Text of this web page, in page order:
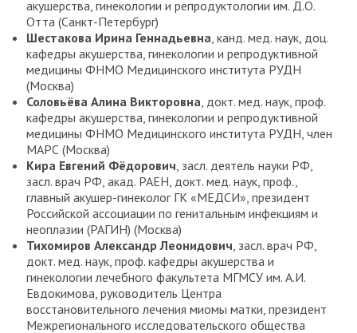
акушерства, гинекологии и репродуктологии им. Д.О.
Отта (Санкт-Петербург)
Шестакова Ирина Геннадьевна , канд. мед. наук, доц.
кафедры акушерства, гинекологии и репродуктивной
медицины ФНМО Медицинского института РУДН
(Москва)
Соловьёва Алина Викторовна , докт. мед. наук, проф.
кафедры акушерства, гинекологии и репродуктивной
медицины ФНМО Медицинского института РУДН, член
МАРС (Москва)
Кира Евгений Фёдорович , засл. деятель науки РФ,
засл. врач РФ, акад. РАЕН, докт. мед. наук, проф.,
главный акушер-гинеколог ГК «МЕДСИ», президент
Российской ассоциации по генитальным инфекциям и
неоплазии (РАГИН) (Москва)
Тихомиров Александр Леонидович , засл. врач РФ,
докт. мед. наук, проф. кафедры акушерства и
гинекологии лечебного факультета МГМСУ им. А.И.
Евдокимова, руководитель Центра
восстановительного лечения миомы матки, президент
Межрегионального исследовательского общества